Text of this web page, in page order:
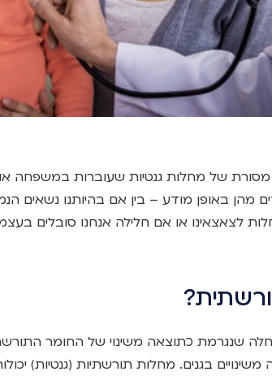
של מחלות גנטיות שעוברות במשפחה
מהן באופן מודע – בין אם בהיותנו נשאים
לצאצאינו או אם חלילה אנחנו סובלים
שנגרמת כתוצאה משינוי של החומר
בגנים. מחלות תורשתיות (גנטיות)